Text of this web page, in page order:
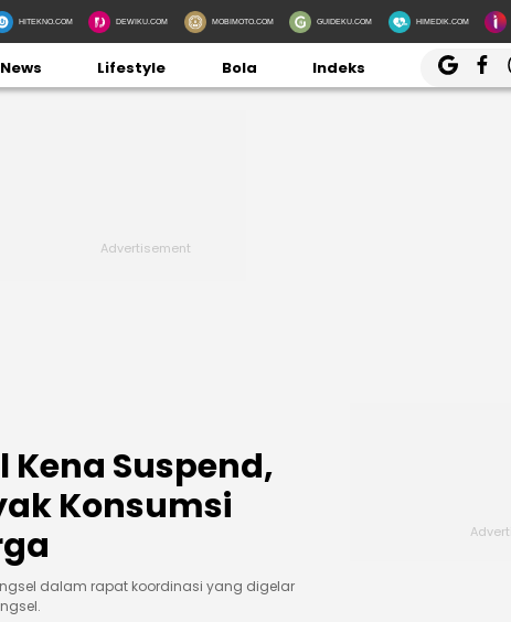
HITEKNO.COM DEWIKU.COM MOBIMOTO.COM GUIDEKU.COM HIMEDIK.COM
News Lifestyle Bola Indeks
Kena Suspend,
Konsumsi
dalam rapat koordinasi yang digelar